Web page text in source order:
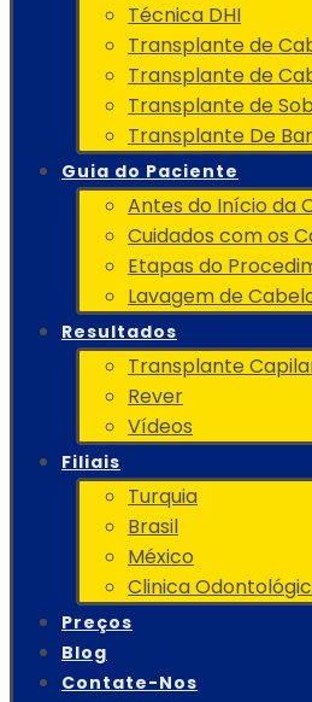
Técnica DHI
Transplante de
Transplante de
Transplante de
Transplante De
Guia do Paciente
Antes do Início da
Cuidados com os
Etapas do
Lavagem de
Resultados
Transplante
Rever
Vídeos
Filiais
Turquia
Brasil
México
Clinica
Preços
Blog
Contate-Nos